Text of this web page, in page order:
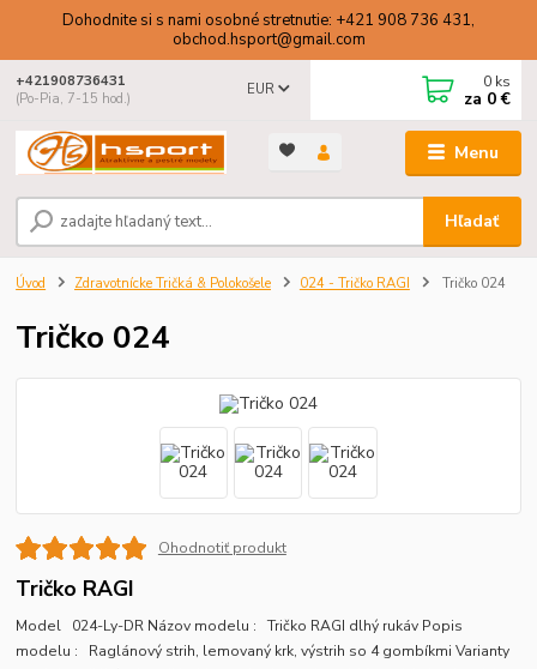
Dohodnite si s nami osobné stretnutie: +421 908 736 431,
obchod.hsport@gmail.com
Menu
EUR
Hľadať
+421908736431
(Po-Pia, 7-15 hod.)
0 ks
za 0 €
Úvod Zdravotnícke Tričká & Polokošele 024 - Tričko RAGI Tričko 024
Tričko 024
Ohodnotiť produkt
Tričko RAGI
Model 024-Ly-DR Názov modelu : Tričko RAGI dlhý rukáv Popis
modelu : Raglánový strih, lemovaný krk, výstrih so 4 gombíkmi Varianty